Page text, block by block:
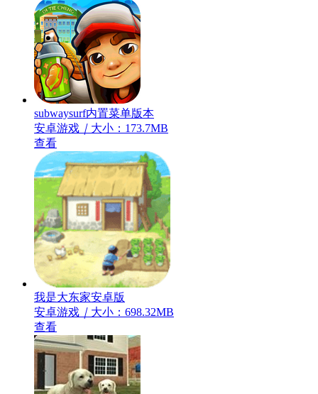
subwaysurf内置菜单版本
安卓游戏 ｜ 大小：173.7MB
查看
我是大东家安卓版
安卓游戏 ｜ 大小：698.32MB
查看